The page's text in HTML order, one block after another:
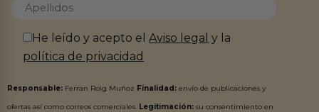
He leído y acepto elAviso legal y la
política de privacidad
Responsable: Ferran Roig Muñoz Finalidad: envío de publicaciones y
ofertas así como correos comerciales. Legitimación: su consentimiento en